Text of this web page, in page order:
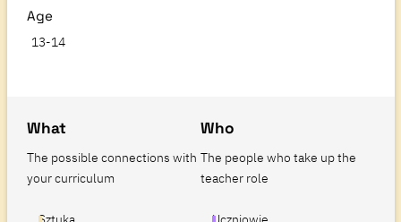
Age
13-14
What
The possible connections with
your curriculum
Who
The people who take up the
teacher role